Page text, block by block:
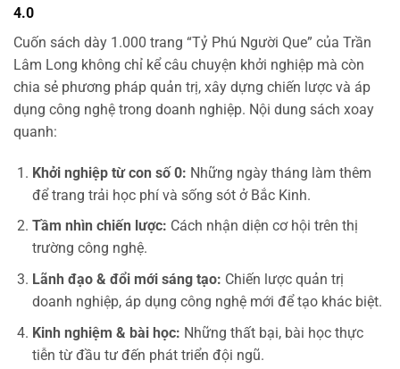
4.0
Cuốn sách dày 1.000 trang “Tỷ Phú Người Que” của Trần
Lâm Long không chỉ kể câu chuyện khởi nghiệp mà còn
chia sẻ phương pháp quản trị, xây dựng chiến lược và áp
dụng công nghệ trong doanh nghiệp. Nội dung sách xoay
quanh:
Khởi nghiệp từ con số 0: Những ngày tháng làm thêm
để trang trải học phí và sống sót ở Bắc Kinh.
Tầm nhìn chiến lược: Cách nhận diện cơ hội trên thị
trường công nghệ.
Lãnh đạo & đổi mới sáng tạo: Chiến lược quản trị
doanh nghiệp, áp dụng công nghệ mới để tạo khác biệt.
Kinh nghiệm & bài học: Những thất bại, bài học thực
tiễn từ đầu tư đến phát triển đội ngũ.